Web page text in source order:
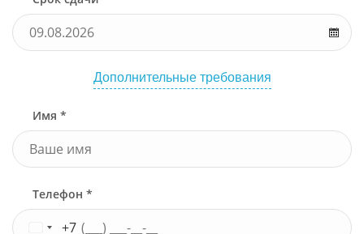
Дополнительные требования
Имя *
Телефон *
+7